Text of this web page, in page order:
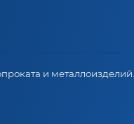
и металлоизделий.